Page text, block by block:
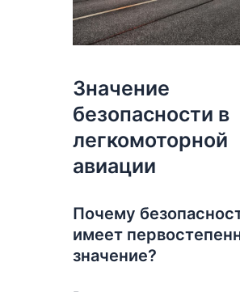
Значение
безопасности в
легкомоторной
авиации
Почему
имеет
значение?